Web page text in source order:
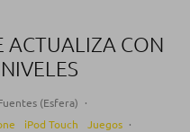
ACTUALIZA CON
(Esfera) ·
iPod Touch Juegos ·